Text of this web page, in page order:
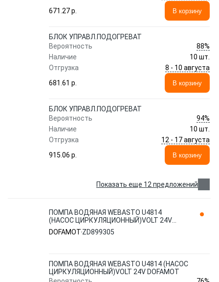
671.27 p.
В корзину
БЛОК УПРАВЛ.ПОДОГРЕВАТ
Вероятность
88%
Наличие
10 шт.
Отгрузка
8 - 10 августа
681.61 p.
В корзину
БЛОК УПРАВЛ.ПОДОГРЕВАТ
Вероятность
94%
Наличие
10 шт.
Отгрузка
12 - 17 августа
915.06 p.
В корзину
Показать еще 12 предложений
ПОМПА ВОДЯНАЯ WEBASTO U4814
(НАСОС ЦИРКУЛЯЦИОННЫЙ)VOLT 24V
DOFAMOT ZD899305
DOFAMOT ZD899305
ПОМПА ВОДЯНАЯ WEBASTO U4814 (НАСОС
ЦИРКУЛЯЦИОННЫЙ)VOLT 24V DOFAMOT